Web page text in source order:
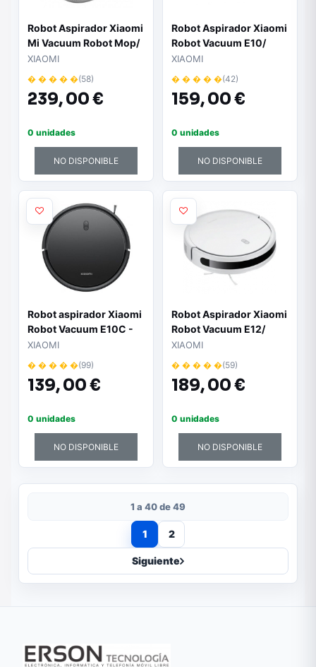
Robot Aspirador Xiaomi
Mi Vacuum Robot Mop/
Friegasuelos/
Autonomía 150 Min/
control por WiFi
XIAOMI
� � � � �(58)
239,00 €
0 unidades
NO DISPONIBLE
Robot Aspirador Xiaomi
Robot Vacuum E10/
Friegasuelos/ control
por WiFi/ Blanco
XIAOMI
� � � � �(42)
159,00 €
0 unidades
NO DISPONIBLE
Robot aspirador Xiaomi
Robot Vacuum E10C -
Friegasuelos | Control
por WiFi | Color Negro
XIAOMI
� � � � �(99)
139,00 €
0 unidades
NO DISPONIBLE
Robot Aspirador Xiaomi
Robot Vacuum E12/
Friegasuelos/ control
por WiFi/ Blanco
XIAOMI
� � � � �(59)
189,00 €
0 unidades
NO DISPONIBLE
1 a 40 de 49
1 2
Siguiente